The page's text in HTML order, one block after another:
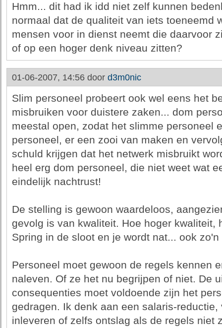
Hmm... dit had ik idd niet zelf kunnen
normaal dat de qualiteit van iets toeneemd
mensen voor in dienst neemt die daarvoor
of op een hoger denk niveau zitten?
01-06-2007, 14:56 door d3m0nic
Slim personeel probeert ook wel eens het
misbruiken voor duistere zaken... dom
meestal open, zodat het slimme personeel
personeel, er een zooi van maken en
schuld krijgen dat het netwerk misbruikt
heel erg dom personeel, die niet weet wat
eindelijk nachtrust!
De stelling is gewoon waardeloos,
gevolg is van kwaliteit. Hoe hoger kwaliteit,
Spring in de sloot en je wordt nat... ook
Personeel moet gewoon de regels kennen
naleven. Of ze het nu begrijpen of niet. De
consequenties moet voldoende zijn het
gedragen. Ik denk aan een salaris-reductie,
inleveren of zelfs ontslag als de regels niet